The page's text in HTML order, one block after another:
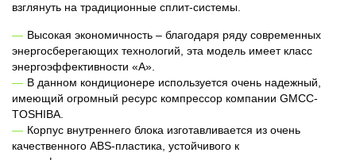
взглянуть на традиционные сплит-системы.
Высокая экономичность – благодаря ряду современных
энергосберегающих технологий, эта модель имеет класс
энергоэффективности «А».
В данном кондиционере используется очень надежный,
имеющий огромный ресурс компрессор компании GMCC-
TOSHIBA.
Корпус внутреннего блока изготавливается из очень
качественного ABS-пластика, устойчивого к